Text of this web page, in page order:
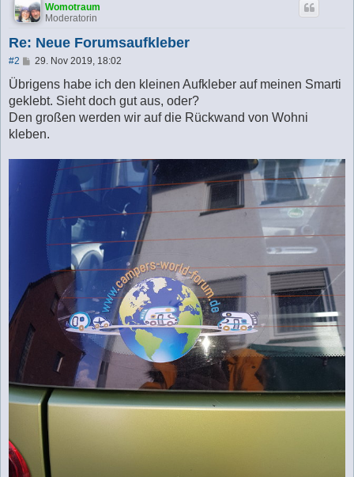
Womotraum
Moderatorin
Re: Neue Forumsaufkleber
#2
B
i
t
r
a
g
29. Nov 2019, 18:02
Übrigens habe ich den kleinen Aufkleber auf meinen Smarti
geklebt. Sieht doch gut aus, oder?
Den großen werden wir auf die Rückwand von Wohni
kleben.